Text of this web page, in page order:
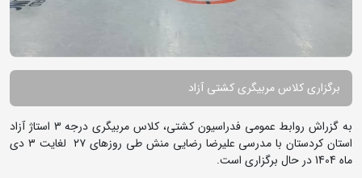
برگزاری کلاس مربیگری کشتی آزاد
به گزراش روابط عمومی فدراسیون کشتی، کلاس مربیگری درجه 3 استاژ آزاد
استان کردستان با مدرسی علیرضا رضایی منش طی روزهای ۲۷ لغایت ۳ دی
ماه 1404 در حال برگزاری است.